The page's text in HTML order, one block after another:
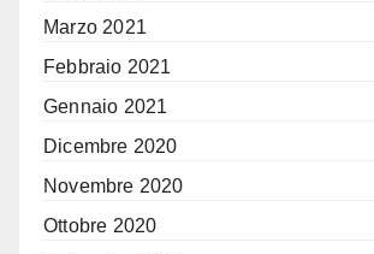
Marzo 2021
Febbraio 2021
Gennaio 2021
Dicembre 2020
Novembre 2020
Ottobre 2020